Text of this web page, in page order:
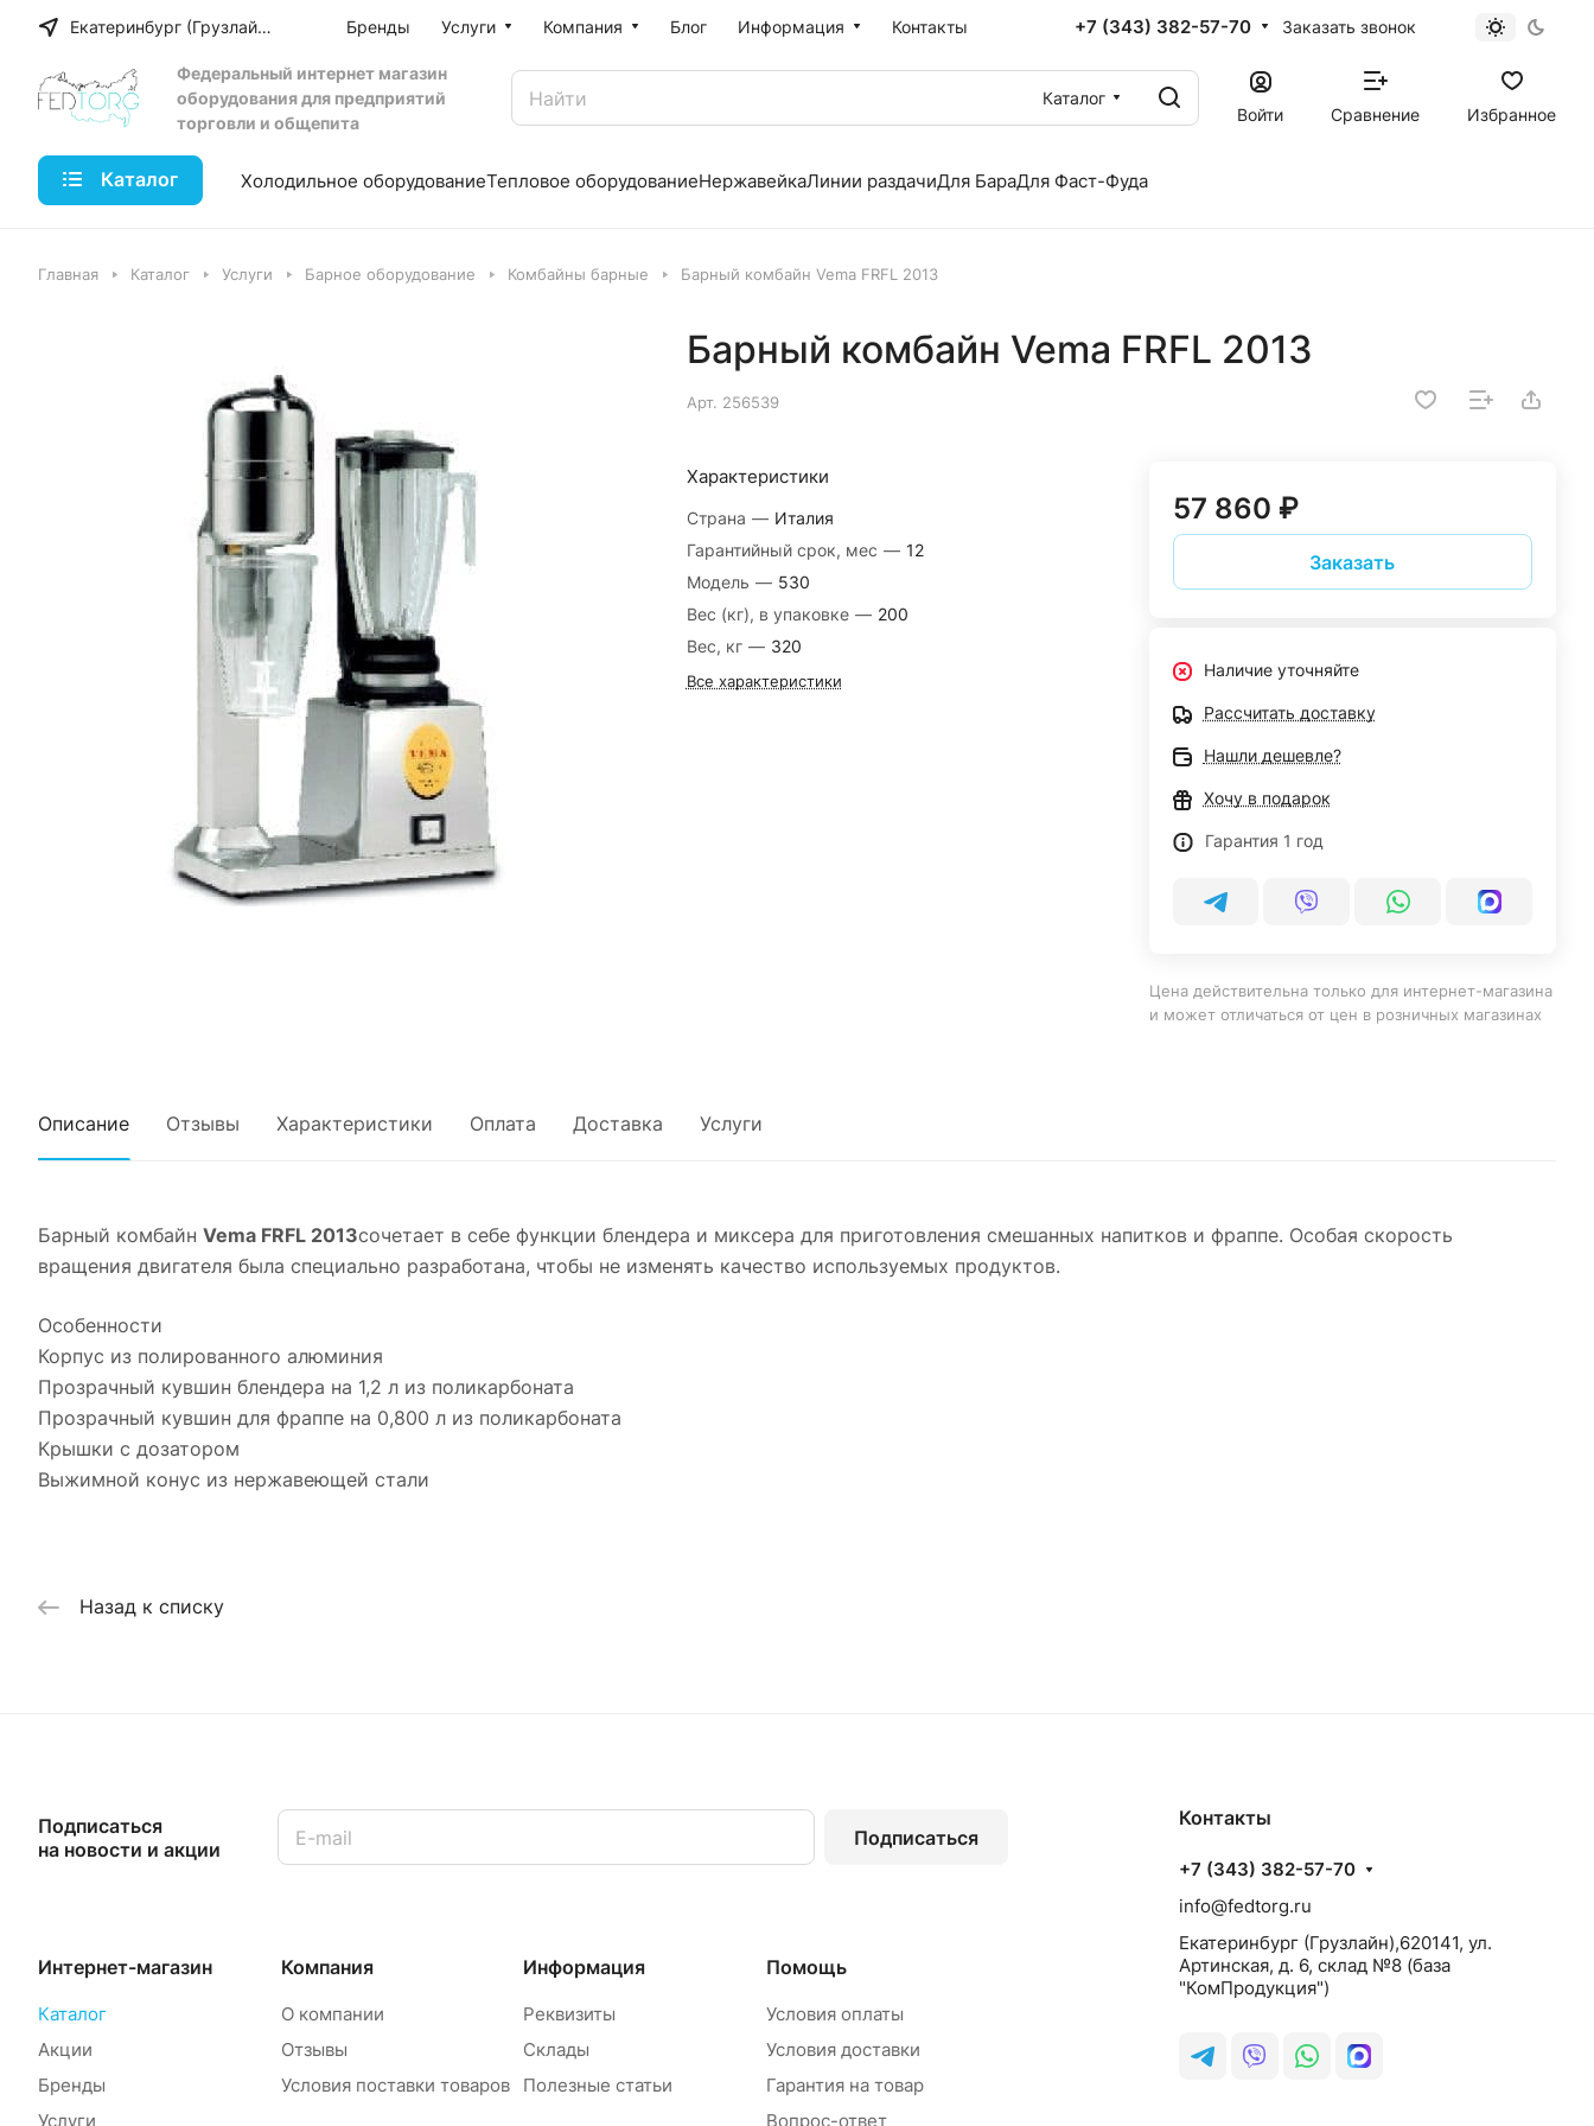
Екатеринбург (Грузлайн) Бренды Услуги Компания Блог Информация Контакты +7 (343) 382-57-70 Заказать звонок
Федеральный интернет магазин
оборудования для предприятий
торговли и общепита
Каталог
Войти
Сравнение Избранное
Каталог Холодильное оборудованиеТепловое оборудованиеНержавейкаЛинии раздачиДля БараДля Фаст-Фуда
Главная Каталог Услуги Барное оборудование Комбайны барные Барный комбайн Vema FRFL 2013
Барный комбайн Vema FRFL 2013
Арт. 256539
Характеристики
Страна — Италия
Гарантийный срок, мес — 12
Модель — 530
Вес (кг), в упаковке — 200
Вес, кг — 320
Все характеристики
57 860 ₽
Заказать
Наличие уточняйте
Рассчитать доставку
Нашли дешевле?
Хочу в подарок
Гарантия 1 год
Цена действительна только для интернет-магазина
и может отличаться от цен в розничных магазинах
Описание Отзывы Характеристики Оплата Доставка Услуги
Барный комбайн Vema FRFL 2013сочетает в себе функции блендера и миксера для приготовления смешанных напитков и фраппе. Особая скорость
вращения двигателя была специально разработана, чтобы не изменять качество используемых продуктов.
Особенности
Корпус из полированного алюминия
Прозрачный кувшин блендера на 1,2 л из поликарбоната
Прозрачный кувшин для фраппе на 0,800 л из поликарбоната
Крышки с дозатором
Выжимной конус из нержавеющей стали
Назад к списку
Подписаться
на новости и акции
Подписаться
Интернет-магазин
Каталог
Акции
Бренды
Услуги
Компания
О компании
Отзывы
Условия поставки товаров
Информация
Реквизиты
Склады
Полезные статьи
Помощь
Условия оплаты
Условия доставки
Гарантия на товар
Вопрос-ответ
Контакты
+7 (343) 382-57-70
info@fedtorg.ru
Екатеринбург (Грузлайн),620141, ул.
Артинская, д. 6, склад №8 (база
"КомПродукция")